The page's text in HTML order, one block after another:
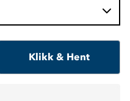
Klikk & Hent